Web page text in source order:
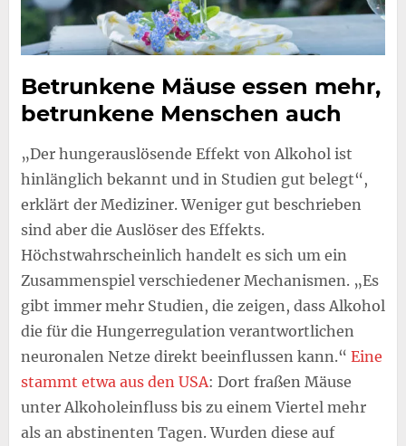
Betrunkene Mäuse essen mehr,
betrunkene Menschen auch
„Der hungerauslösende Effekt von Alkohol ist
hinlänglich bekannt und in Studien gut belegt“,
erklärt der Mediziner. Weniger gut beschrieben
sind aber die Auslöser des Effekts.
Höchstwahrscheinlich handelt es sich um ein
Zusammenspiel verschiedener Mechanismen. „Es
gibt immer mehr Studien, die zeigen, dass Alkohol
die für die Hungerregulation verantwortlichen
neuronalen Netze direkt beeinflussen kann.“ Eine
stammt etwa aus den USA: Dort fraßen Mäuse
unter Alkoholeinfluss bis zu einem Viertel mehr
als an abstinenten Tagen. Wurden diese auf